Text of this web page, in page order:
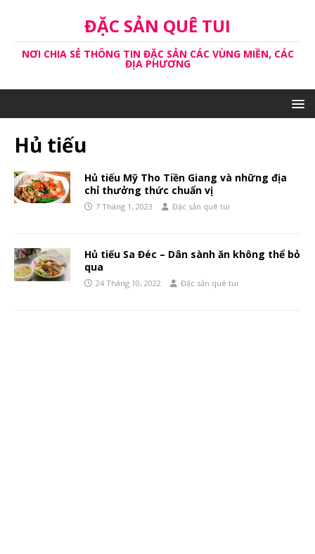
ĐẶC SẢN QUÊ TUI
NƠI CHIA SẺ THÔNG TIN ĐẶC SẢN CÁC VÙNG MIỀN, CÁC
ĐỊA PHƯƠNG
Hủ tiếu
Hủ tiếu Mỹ Tho Tiền Giang và những địa
chỉ thưởng thức chuẩn vị
7 Tháng 1, 2023 Đặc sản quê tui
Hủ tiếu Sa Đéc – Dân sành ăn không thể bỏ
qua
24 Tháng 10, 2022 Đặc sản quê tui